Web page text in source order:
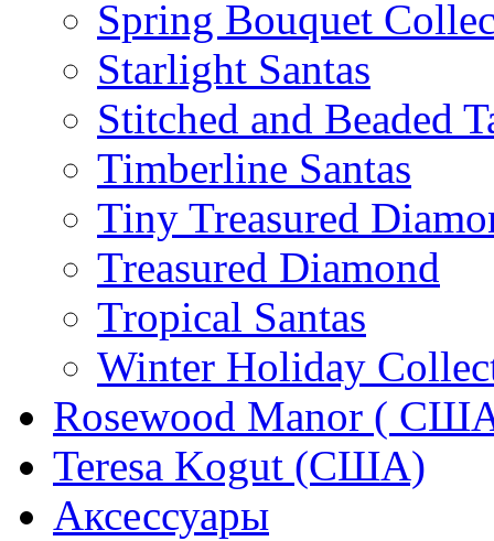
Spring Bouquet
Starlight Santas
Stitched and Beaded
Timberline Santas
Tiny Treasured
Treasured Diamond
Tropical Santas
Winter Holiday
Rosewood Manor (
Teresa Kogut (США)
Аксессуары